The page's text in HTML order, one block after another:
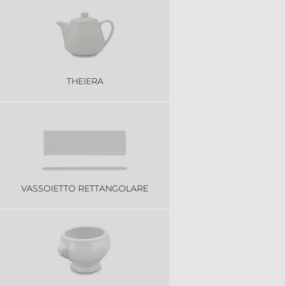
THEIERA
VASSOIETTO RETTANGOLARE